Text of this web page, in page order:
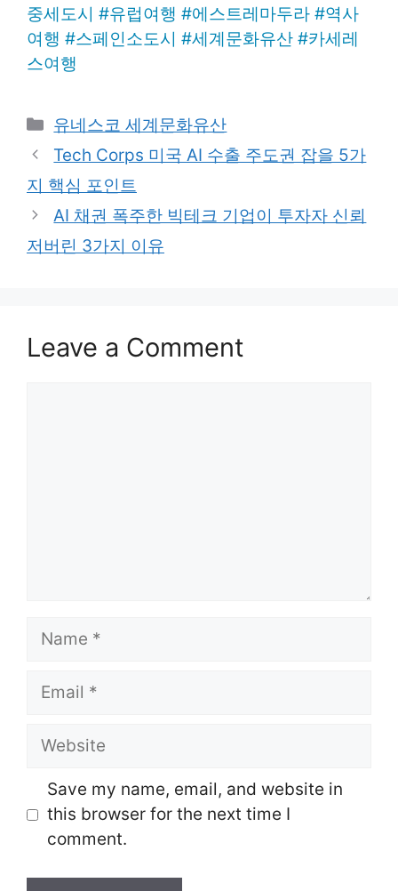
중세도시 #유럽여행 #에스트레마두라 #역사
여행 #스페인소도시 #세계문화유산 #카세레
스여행
Categories
유네스코 세계문화유산
Tech Corps 미국 AI 수출 주도권 잡을 5가
지 핵심 포인트
AI 채권 폭주한 빅테크 기업이 투자자 신뢰
저버린 3가지 이유
Leave a Comment
Name
Email
Website
Save my name, email, and website in
this browser for the next time I
comment.